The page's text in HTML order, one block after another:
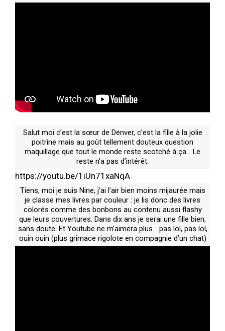
Salut moi c’est la sœur de Denver, c’est la fille à la jolie
poitrine mais au goût tellement douteux question
maquillage que tout le monde reste scotché à ça… Le
reste n’a pas d’intérêt.
https://youtu.be/1iUn71xaNqA
Tiens, moi je suis Nine, j’ai l’air bien moins mijaurée mais
je classe mes livres par couleur : je lis donc des livres
colorés comme des bonbons au contenu aussi flashy
que leurs couvertures. Dans dix ans je serai une fille bien,
sans doute. Et Youtube ne m’aimera plus… pas lol, pas lol,
ouin ouin (plus grimace rigolote en compagnie d’un chat)